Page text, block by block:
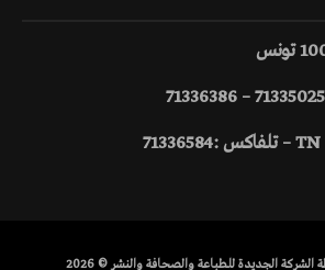
الجديدة للطباعة والصحافة والنشر © 2026